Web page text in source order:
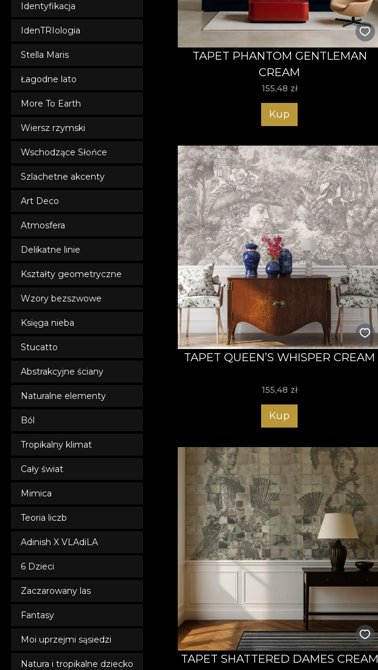
Identyfikacja
IdenTRIologia
Stella Maris
Łagodne lato
More To Earth
Wiersz rzymski
Wschodzące Słońce
Szlachetne akcenty
Art Deco
Atmosfera
Delikatne linie
Kształty geometryczne
Wzory bezszwowe
Księga nieba
Stucatto
Abstrakcyjne ściany
Naturalne elementy
Ból
Tropikalny klimat
Cały świat
Mimica
Teoria liczb
Adinish X VLAdiLA
6 Dzieci
Zaczarowany las
Fantasy
Moi uprzejmi sąsiedzi
Natura i tropikalne dziecko
TAPET PHANTOM GENTLEMAN
CREAM
155,48 zł
Kup
TAPET QUEEN’S WHISPER CREAM
155,48 zł
Kup
TAPET SHATTERED DAMES CREAM